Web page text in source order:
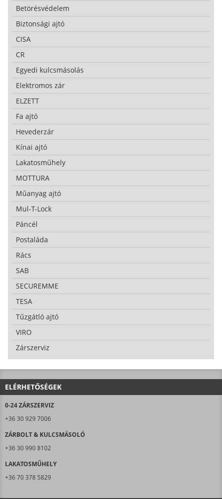
Betörésvédelem
Biztonsági ajtó
CISA
CR
Egyedi kulcsmásolás
Elektromos zár
ELZETT
Fa ajtó
Hevederzár
Kínai ajtó
Lakatosműhely
MOTTURA
Műanyag ajtó
Mul-T-Lock
Páncél
Postaláda
Rács
SAB
SECUREMME
TESA
Tűzgátló ajtó
VIRO
Zárszerviz
ELÉRHETŐSÉGEK
0-24 ZÁRSZERVIZ
+36 30 929 7006
ZÁRBOLT & KULCSMÁSOLÓ
+36 30 990 8102
LAKATOSMŰHELY
+36 70 378 5829